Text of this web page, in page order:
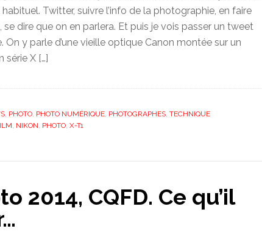
Twitter, suivre l’info de la photographie, en faire
se dire que on en parlera. Et puis je vois passer un tweet
On y parle d’une vieille optique Canon montée sur un
série X […]
, PHOTO, PHOTO NUMÉRIQUE, PHOTOGRAPHES, TECHNIQUE
, NIKON, PHOTO, X-T1
2014, CQFD. Ce qu’il